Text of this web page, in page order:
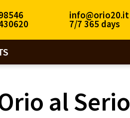
info@orio20.it
7/7 365 days
al Serio